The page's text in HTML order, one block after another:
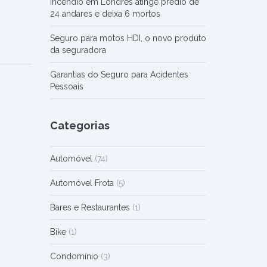
24 andares e deixa 6 mortos
Seguro para motos HDI, o novo produto
da seguradora
Garantias do Seguro para Acidentes
Pessoais
Categorias
Automóvel (74)
Automóvel Frota (5)
Bares e Restaurantes (1)
Bike(1)
Condomínio (3)